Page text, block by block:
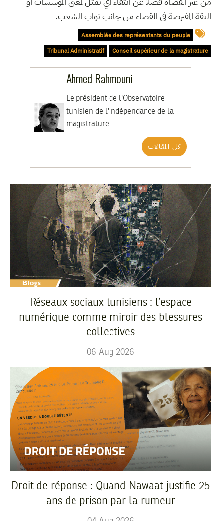
الثقة المفترضة في القضاء من جانب نواب الشعب.
Assemblée des représentants du peuple
Conseil supérieur de la magistrature
Tribunal Administratif
Ahmed Rahmouni
Le président de l'Observatoire
tunisien de l'Indépendance de la
magistrature.
كل المقالات
Réseaux sociaux tunisiens : l’espace
numérique comme miroir des blessures
collectives
06 Aug 2026
Droit de réponse : Quand Nawaat justifie 25
ans de prison par la rumeur